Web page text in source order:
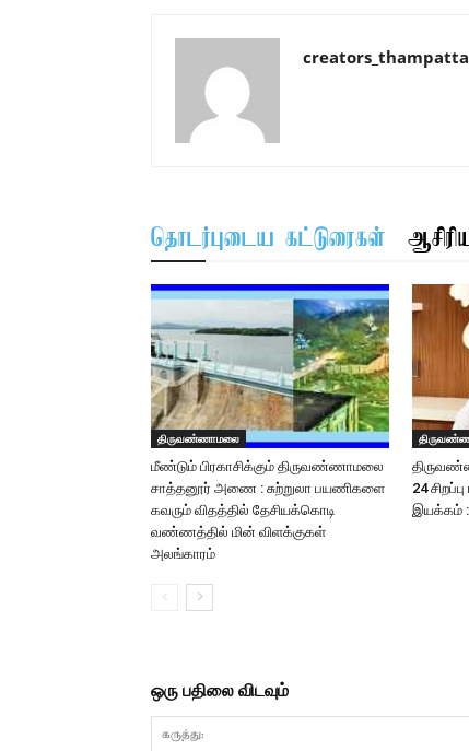
தொடர்புடைய கட்டுரைகள்
திருவண்ணாமலை
மீண்டும் பிரகாசிக்கும் திருவண்ணாமலை
சாத்தனூர் அணை : சுற்றுலா பயணிகளை
கவரும் விதத்தில் தேசியக்கொடி
வண்ணத்தில் மின் விளக்குகள்
அலங்காரம்
24
இயக்கம்
ஒரு பதிலை விடவும்